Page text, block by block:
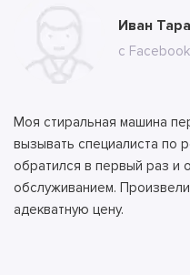
Юлия
с сайта
Иван
с Facebook
Моя стиральная машина
вызывать специалиста по
обратился в первый раз и
обслуживанием.
адекватную цену.
Ксения
с сайта
Алла
с сайта
Тимур
с сайта
Андрей
с ВК
Илья
с ВК
Антон
с сайта